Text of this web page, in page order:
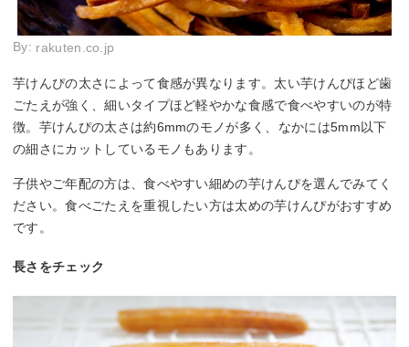
By: rakuten.co.jp
芋けんぴの太さによって食感が異なります。太い芋けんぴほど歯
ごたえが強く、細いタイプほど軽やかな食感で食べやすいのが特
徴。芋けんぴの太さは約6mmのモノが多く、なかには5mm以下
の細さにカットしているモノもあります。
子供やご年配の方は、食べやすい細めの芋けんぴを選んでみてく
ださい。食べごたえを重視したい方は太めの芋けんぴがおすすめ
です。
長さをチェック